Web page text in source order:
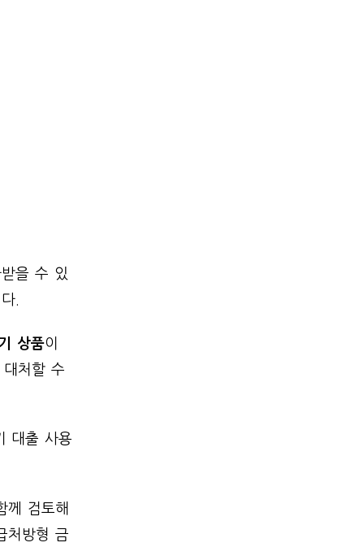
을 수 있
.
상품이
처할 수
대출 사용
께 검토해
처방형 금